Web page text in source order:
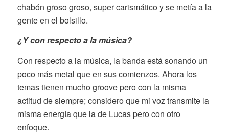
chabón groso groso, super carismático y se metía a la
gente en el bolsillo.
¿Y con respecto a la música?
Con respecto a la música, la banda está sonando un
poco más metal que en sus comienzos. Ahora los
temas tienen mucho groove pero con la misma
actitud de siempre; considero que mi voz transmite la
misma energía que la de Lucas pero con otro
enfoque.